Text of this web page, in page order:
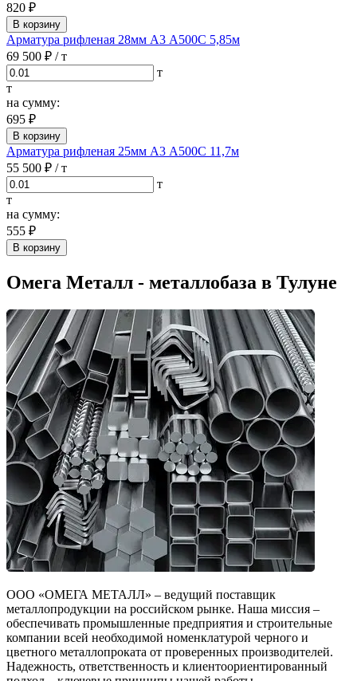
820 ₽
В корзину
Арматура рифленая 28мм А3 А500С 5,85м
69 500 ₽ / т
т
т
на сумму:
695 ₽
В корзину
Арматура рифленая 25мм А3 А500С 11,7м
55 500 ₽ / т
т
т
на сумму:
555 ₽
В корзину
Омега Металл - металлобаза в Тулуне
ООО «ОМЕГА МЕТАЛЛ» – ведущий поставщик
металлопродукции на российском рынке. Наша миссия –
обеспечивать промышленные предприятия и строительные
компании всей необходимой номенклатурой черного и
цветного металлопроката от проверенных производителей.
Надежность, ответственность и клиентоориентированный